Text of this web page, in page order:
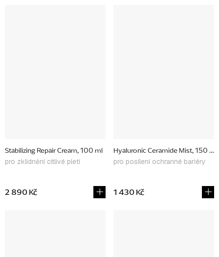
Stabilizing Repair Cream, 100 ml
pro zklidnění citlivé pleti
2 890 Kč
Hyaluronic Ceramide Mist, 150 ml
pro posílení ochranné bariéry
1 430 Kč